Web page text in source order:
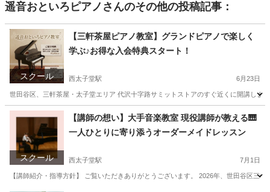
遥音おといろピアノ さんのその他の投稿記事：
スクール
【三軒茶屋ピアノ教室】グランドピアノで楽しく
学ぶ♪お得な入会特典スタート！
西太子堂駅 6月23日
世田谷区、三軒茶屋・太子堂エリア 代沢十字路サミットストアのすぐ近くに開講し
東京 世田谷区 西太子堂駅 ピアノ グランドピアノ
スクール
【講師の想い】大手音楽教室 現役講師が教える🎹
一人ひとりに寄り添うオーダーメイドレッスン
西太子堂駅 7月1日
【講師紹介・指導方針】 ご覧いただきありがとうございます。 2026年、世田谷区